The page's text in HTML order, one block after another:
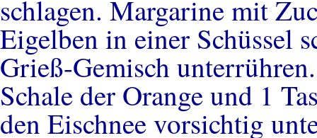
schlagen. Margarine mit
Eigelben in einer Schüssel
Grieß-Gemisch
Schale der Orange und 1
den Eischnee vorsichtig